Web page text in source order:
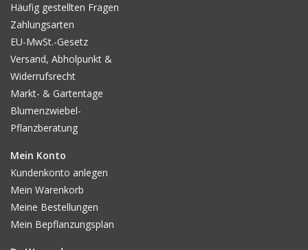
Häufig gestellten Fragen
Zahlungsarten
EU-MwSt.-Gesetz
Versand, Abholpunkt &
Widerrufsrecht
Markt- & Gartentage
Blumenzwiebel-
Pflanzberatung
Mein Konto
Kundenkonto anlegen
Mein Warenkorb
Meine Bestellungen
Mein Bepflanzungsplan